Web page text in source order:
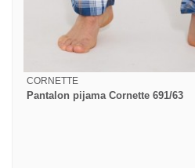
CORNETTE
Pantalon pijama Cornette 691/63